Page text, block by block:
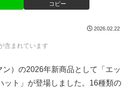
コピー
2026.02.22
含まれています
）の2026年新商品として「エッ
ット」が登場しました。16種類の